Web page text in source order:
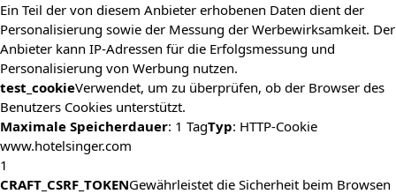
Ein Teil der von diesem Anbieter erhobenen Daten dient der
Personalisierung sowie der Messung der Werbewirksamkeit. Der
Anbieter kann IP-Adressen für die Erfolgsmessung und
Personalisierung von Werbung nutzen.
test_cookieVerwendet, um zu überprüfen, ob der Browser des
Benutzers Cookies unterstützt.
Maximale Speicherdauer: 1 TagTyp: HTTP-Cookie
www.hotelsinger.com
1
CRAFT_CSRF_TOKENGewährleistet die Sicherheit beim Browsen